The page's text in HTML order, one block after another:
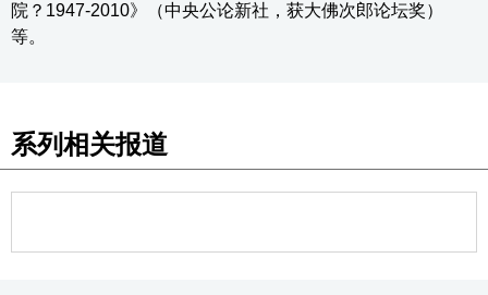
院？1947-2010》（中央公论新社，获大佛次郎论坛奖）
等。
系列相关报道